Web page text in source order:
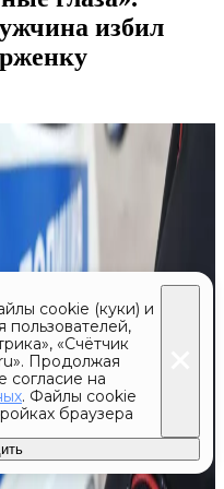
избил
cookie (куки) и
пользователей,
«Счётчик
Продолжая
согласие на
. Файлы cookie
браузера